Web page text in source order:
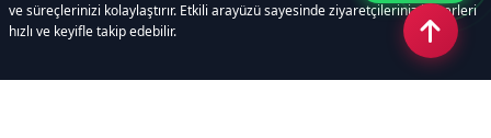
ve süreçlerinizi kolaylaştırır. Etkili arayüzü sayesinde ziyaretçileriniz haberleri
hızlı ve keyifle takip edebilir.